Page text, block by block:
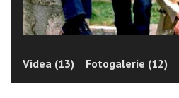
Videa (13) Fotogalerie (12)